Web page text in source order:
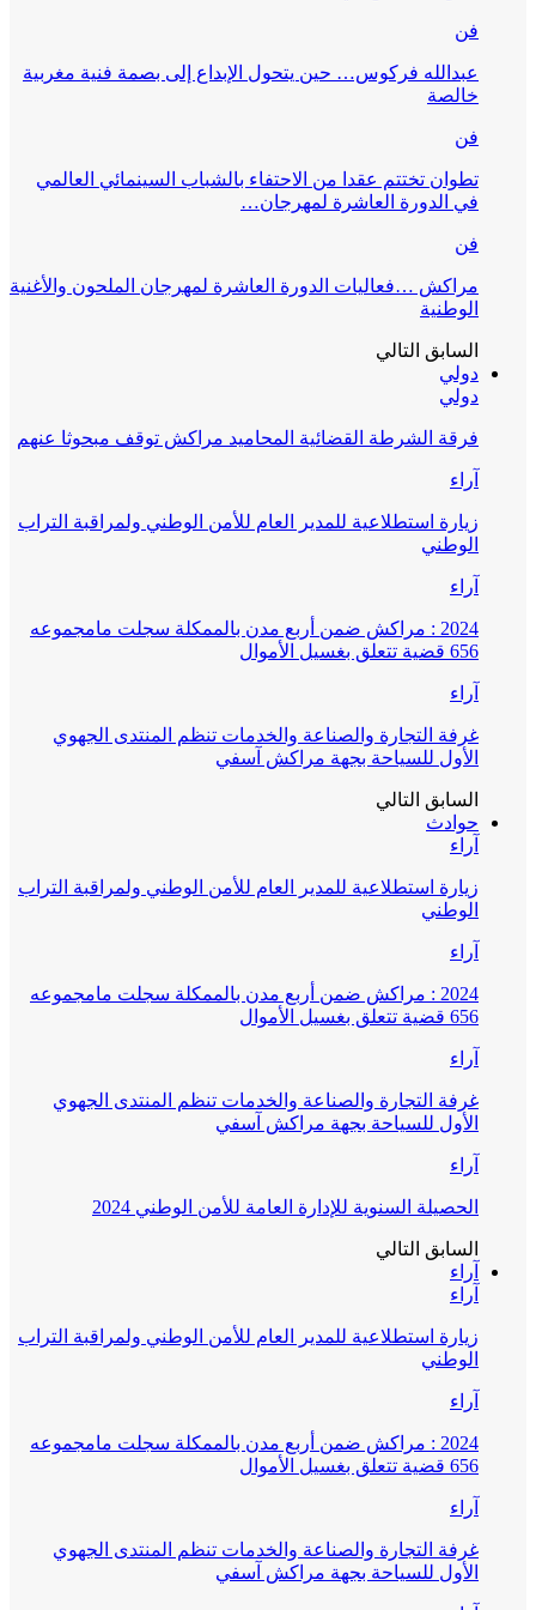
فن
عبدالله فركوس… حين يتحول الإبداع إلى بصمة فنية مغربية
خالصة
فن
تطوان تختتم عقدا من الاحتفاء بالشباب السينمائي العالمي
في الدورة العاشرة لمهرجان…
فن
مراكش …فعاليات الدورة العاشرة لمهرجان الملحون والأغنية
الوطنية
السابق التالي
دولي
دولي
فرقة الشرطة القضائية المحاميد مراكش توقف مبحوثا عنهم
آراء
زيارة استطلاعية للمدير العام للأمن الوطني ولمراقبة التراب
الوطني
آراء
2024 : مراكش ضمن أربع مدن بالممكلة سجلت مامجموعه
656 قضية تتعلق بغسيل الأموال
آراء
غرفة التجارة والصناعة والخدمات تنظم المنتدى الجهوي
الأول للسياحة بجهة مراكش آسفي
السابق التالي
حوادث
آراء
زيارة استطلاعية للمدير العام للأمن الوطني ولمراقبة التراب
الوطني
آراء
2024 : مراكش ضمن أربع مدن بالممكلة سجلت مامجموعه
656 قضية تتعلق بغسيل الأموال
آراء
غرفة التجارة والصناعة والخدمات تنظم المنتدى الجهوي
الأول للسياحة بجهة مراكش آسفي
آراء
الحصيلة السنوية للإدارة العامة للأمن الوطني 2024
السابق التالي
آراء
آراء
زيارة استطلاعية للمدير العام للأمن الوطني ولمراقبة التراب
الوطني
آراء
2024 : مراكش ضمن أربع مدن بالممكلة سجلت مامجموعه
656 قضية تتعلق بغسيل الأموال
آراء
غرفة التجارة والصناعة والخدمات تنظم المنتدى الجهوي
الأول للسياحة بجهة مراكش آسفي